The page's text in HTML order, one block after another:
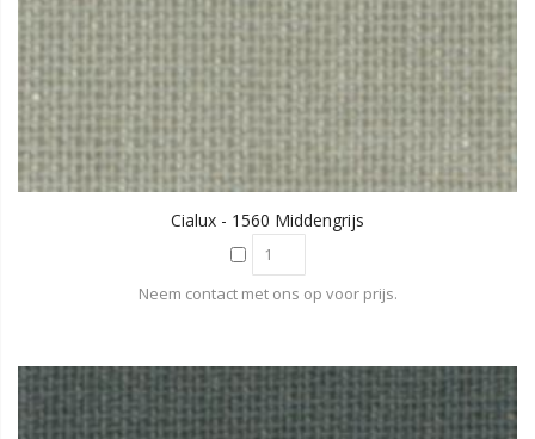
Cialux - 1560 Middengrijs
Neem contact met ons op voor prijs.